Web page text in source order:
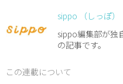
sippo （しっぽ）
sippo編集部が独
の記事です。
この連載について